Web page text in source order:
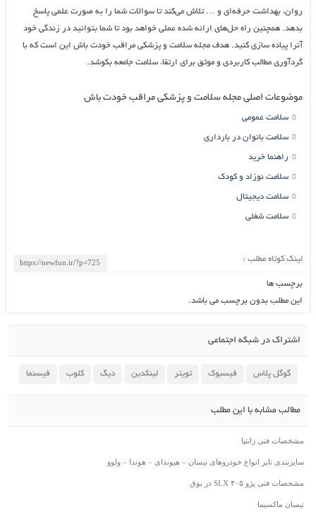
روان، بهداشت حرفه‌ای و … تلاش می‌کند تا سوالات شما را به صورت علمی پاسخ
بدهد. همچنین راه حل‌های ارائه شده عملی خواهد بود تا شما بتوانید در زندگی خود
آنرا پیاده سازی کنید. هدف مجله سلامت و پزشکی مراقب خودت باش این است که با
گردآوری مطالب کاربردی و موثق برای ارتقاء سلامت جامعه بکوشد.
موضوعات اصلی مجله سلامت و پزشکی مراقب خودت باش
سلامت عمومی
سلامت بانوان در بارداری
راهنما خرید
سلامت نوزاد و کودک
سلامت دیجیتال
سلامت شغلی
لینک کوتاه مطلب :
برچسب ها
این مطلب بدون برچسب می باشد.
اشتراک در شبکه اجتماعی
گوگل پلاس فیسبوک تویتر لینکدین دیگ کلوب فیسنما
مطالب مشابه با این مطلب
مشخصات فنی زانتیا
سایزبندی تایر انواع خودروهای نیسان – هیوندای – هوندا – ولوو
مشخصات فنی پژو ۴۰۵ SLX در بوق
نیسان ماکسیما